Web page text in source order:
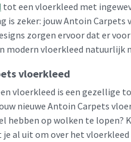
tot een vloerkleed met
is zeker: jouw Antoin
zorgen ervoor dat er
modern vloerkleed natuurlijk
vloerkleed
vloerkleed is een gezellige
nieuwe Antoin Carpets
hebben op wolken te lopen?
al uit om over het